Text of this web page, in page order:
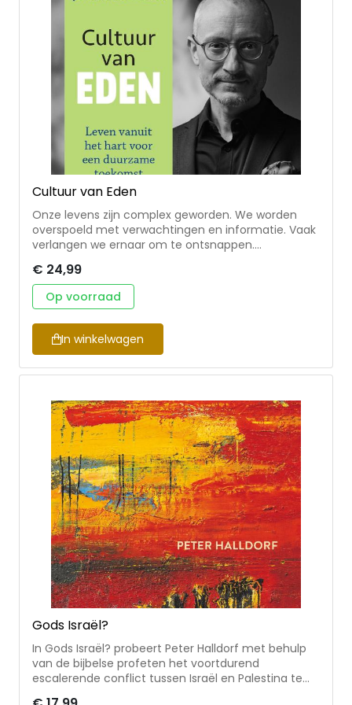
Cultuur van Eden
Onze levens zijn complex geworden. We worden
overspoeld met verwachtingen en informatie. Vaak
verlangen we ernaar om te ontsnappen.
verlangen en laat glashelder zien wat we verloren
hebben. Niet als afrekening, maar als
toekomstgerichte analyse. Dit is een diepgaand en
voor een nieuwe cultuur: de Eden-cultuur. Hartl
schetst de drie belangrijkste voedingsstoffen van
ons leven: verbinding, betekenis en schoonheid. Ga
mee op een verrassende reis door verschillende
kunstgeschiedenis en religie.
€ 24,99
Op voorraad
In winkelwagen
Gods Israël?
In Gods Israël? probeert Peter Halldorf met behulp
van de bijbelse profeten het voortdurend
escalerende conflict tussen Israël en Palestina te